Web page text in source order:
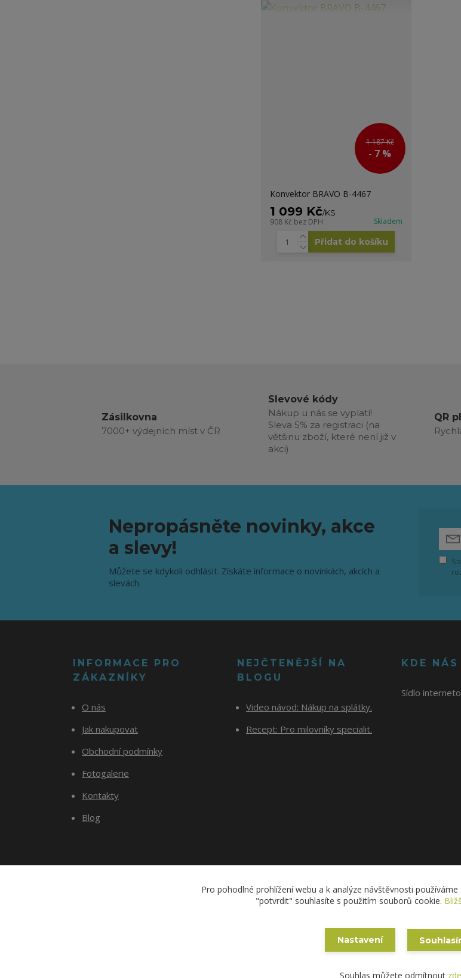
1 187 Kč
- 7 %
Konvektor BRAVO B-4467
1 099 Kč/KS
908 Kč bez DPH Skladem
Přidat do košíku
Zásilkovna
7000+ výdejních míst v ČR
Slevové kódy
Nákup u nás se vyplatí!
Sleva 5% za registraci (na
většinu zboží, které není již v
akci)
QR
Nepropásněte novinky, akce
a slevy!
Můžete se kdykoli odhlásit. Získáte informace o novinkách, akcích a
slevách.
INFORMACE PRO
ZÁKAZNÍKY
O nás
Jak nakupovat
Obchodní podmínky
Fotogalerie
Kontakty
Blog
NEJČTENĚJŠÍ NA
BLOGU
Video návod: Nákup na splátky.
Recept: Pro milovníky specialit.
KDE
Sídlo
Upravit sběr cookies.
Copyright © 2020 ESAM - Eva
Vytvořeno na
Pro pohodlné prohlížení webu a k analýze návštěvnosti
"potvrdit" souhlasíte s použitím souborů cookie.
Nastavení
Souhlas můžete odmítnout zde